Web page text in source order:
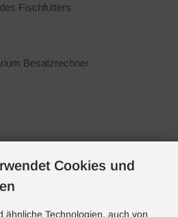
Fischfutters
Besatzrechner
Cookies und
ähnliche Technologien, auch von